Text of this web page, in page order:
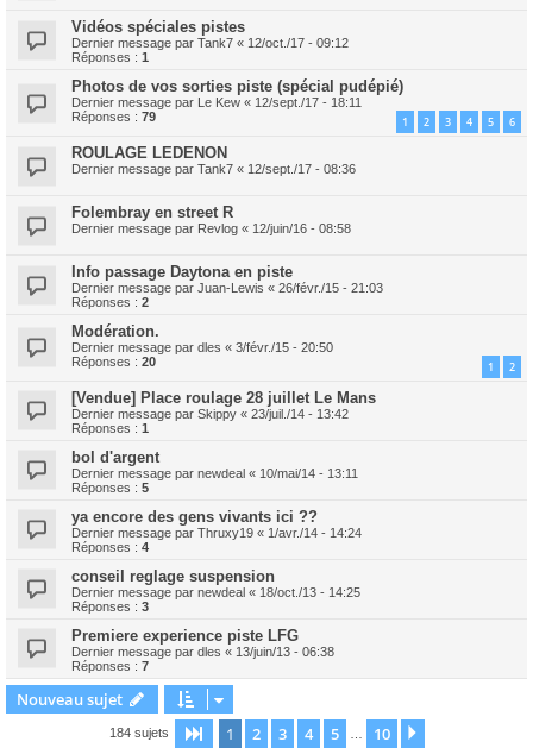
Vidéos spéciales pistes
Dernier message par Tank7 « 12/oct./17 - 09:12
Réponses : 1
Photos de vos sorties piste (spécial pudépié)
Dernier message par Le Kew « 12/sept./17 - 18:11
Réponses : 79 1 2 3 4 5 6
ROULAGE LEDENON
Dernier message par Tank7 « 12/sept./17 - 08:36
Folembray en street R
Dernier message par Revlog « 12/juin/16 - 08:58
Info passage Daytona en piste
Dernier message par Juan-Lewis « 26/févr./15 - 21:03
Réponses : 2
Modération.
Dernier message par dles « 3/févr./15 - 20:50
Réponses : 20 1 2
[Vendue] Place roulage 28 juillet Le Mans
Dernier message par Skippy « 23/juil./14 - 13:42
Réponses : 1
bol d'argent
Dernier message par newdeal « 10/mai/14 - 13:11
Réponses : 5
ya encore des gens vivants ici ??
Dernier message par Thruxy19 « 1/avr./14 - 14:24
Réponses : 4
conseil reglage suspension
Dernier message par newdeal « 18/oct./13 - 14:25
Réponses : 3
Premiere experience piste LFG
Dernier message par dles « 13/juin/13 - 06:38
Réponses : 7
Nouveau sujet
184 sujets Page 1sur10
1 2 3 4 5 10